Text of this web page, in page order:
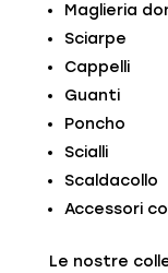
Maglieria
Sciarpe
Cappelli
Guanti
Poncho
Scialli
Scaldacollo
Accessori
Le nostre